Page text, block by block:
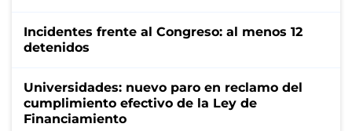
Incidentes frente al Congreso: al menos 12
detenidos
Universidades: nuevo paro en reclamo del
cumplimiento efectivo de la Ley de
Financiamiento